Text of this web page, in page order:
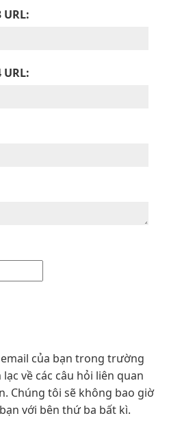
của bạn trong trường
về các câu hỏi liên quan
Chúng tôi sẽ không bao giờ
với bên thứ ba bất kì.